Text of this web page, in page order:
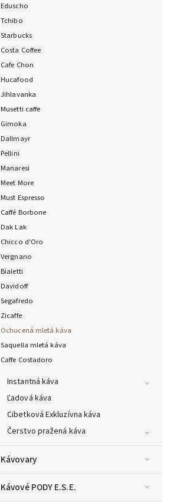
Eduscho
Tchibo
Starbucks
Costa Coffee
Cafe Chon
Hucafood
Jihlavanka
Musetti caffe
Gimoka
Dallmayr
Pellini
Manaresi
Meet More
Must Espresso
Caffé Borbone
Dak Lak
Chicco d'Oro
Vergnano
Bialetti
Davidoff
Segafredo
Zicaffe
Ochucená mletá káva
Saquella mletá káva
Caffe Costadoro
Instantná káva
Ľadová káva
Cibetková Exkluzívna káva
Čerstvo pražená káva
Kávovary
Kávové PODY E.S.E.